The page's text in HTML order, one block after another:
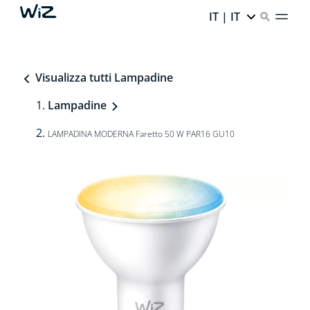
IT | IT
Visualizza tutti Lampadine
Lampadine
LAMPADINA MODERNA Faretto 50 W PAR16 GU10